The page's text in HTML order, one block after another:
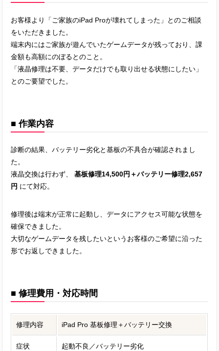
お客様より「ご家族のiPad Proが壊れてしまった」とのご相談
をいただきました。
端末内にはご家族が遊んでいたゲームデータが残っており、課
金額も高額にのぼるとのこと。
「液晶修理は不要、データだけでも取り出せる状態にしたい」
とのご要望でした。
■ 作業内容
診断の結果、バッテリー劣化と基板の不具合が確認されまし
た。
液晶交換は行わず、基板修理14,500円＋バッテリー修理2,657
円 にて対応。
修理後は端末が正常に起動し、データにアクセス可能な状態を
確保できました。
大切なゲームデータを残したいというお客様のご希望に沿った
形でお返しできました。
■ 修理費用・対応時間
修理内容 iPad Pro 基板修理＋バッテリー交換
症状 起動不良／バッテリー劣化